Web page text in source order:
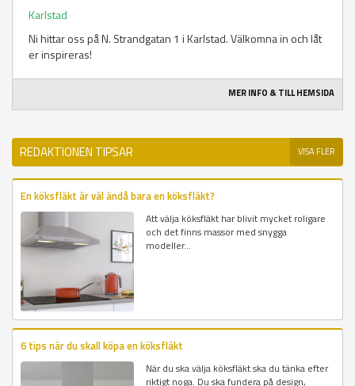
Karlstad
Ni hittar oss på N. Strandgatan 1 i Karlstad. Välkomna in och låt
er inspireras!
MER INFO & TILL HEMSIDA
REDAKTIONEN TIPSAR VISA FLER
En köksfläkt är väl ändå bara en köksfläkt?
Att välja köksfläkt har blivit mycket roligare
och det finns massor med snygga
modeller...
6 tips när du skall köpa en köksfläkt
När du ska välja köksfläkt ska du tänka efter
riktigt noga. Du ska fundera på design,